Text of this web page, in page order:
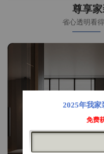
尊享
省心透明看